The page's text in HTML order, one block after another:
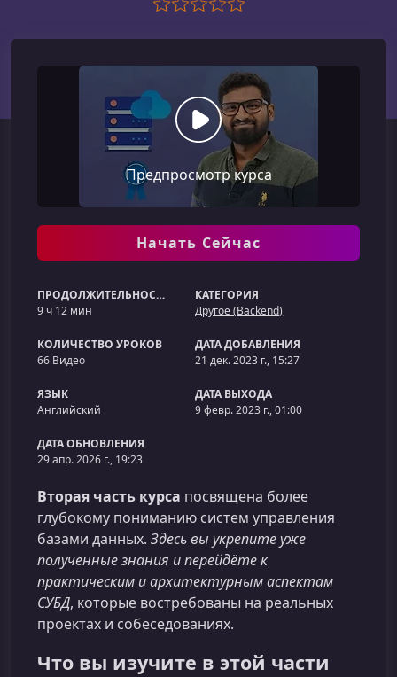
Предпросмотр курса
Начать Сейчас
ПРОДОЛЖИТЕЛЬНОСТЬ
9 ч 12 мин
КАТЕГОРИЯ
Другое (Backend)
КОЛИЧЕСТВО УРОКОВ
66 Видео
ДАТА ДОБАВЛЕНИЯ
21 дек. 2023 г., 15:27
ЯЗЫК
Английский
ДАТА ВЫХОДА
9 февр. 2023 г., 01:00
ДАТА ОБНОВЛЕНИЯ
29 апр. 2026 г., 19:23
Вторая часть курса посвящена более
глубокому пониманию систем управления
базами данных. Здесь вы укрепите уже
полученные знания и перейдёте к
практическим и архитектурным аспектам
СУБД, которые востребованы на реальных
проектах и собеседованиях.
Что вы изучите в этой части